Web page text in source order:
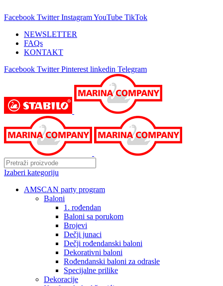
Facebook Twitter InstagramYouTube TikTok
NEWSLETTER
FAQs
KONTAKT
Facebook Twitter Pinterest linkedin Telegram
Izaberi kategoriju
AMSCAN party program
Baloni
1. rođendan
Baloni sa porukom
Brojevi
Dečji junaci
Dečji rođendanski baloni
Dekorativni baloni
Rođendanski baloni za odrasle
Specijalne prilike
Dekoracije